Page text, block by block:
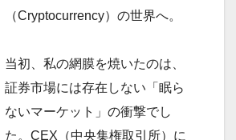
（Cryptocurrency）の世界へ。
当初、私の網膜を焼いたのは、
証券市場には存在しない「眠ら
ないマーケット」の衝撃でし
た。CEX（中央集権取引所）に